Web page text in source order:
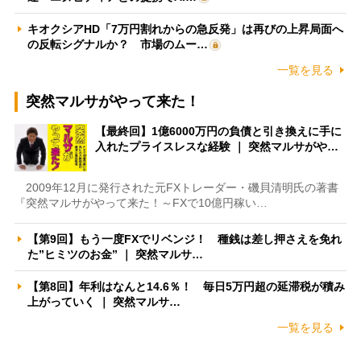
キオクシアHD「7万円割れからの急反発」は再びの上昇局面へ
の反転シグナルか？ 市場のムー…
一覧を見る
突然マルサがやって来た！
【最終回】1億6000万円の負債と引き換えに手に
入れたプライスレスな経験 ｜ 突然マルサがや…
2009年12月に発行された元FXトレーダー・磯貝清明氏の著書
『突然マルサがやって来た！～FXで10億円稼い…
【第9回】もう一度FXでリベンジ！ 種銭は差し押さえを免れ
た”ヒミツのお金” ｜ 突然マルサ…
【第8回】年利はなんと14.6％！ 毎日5万円超の延滞税が積み
上がっていく ｜ 突然マルサ…
一覧を見る